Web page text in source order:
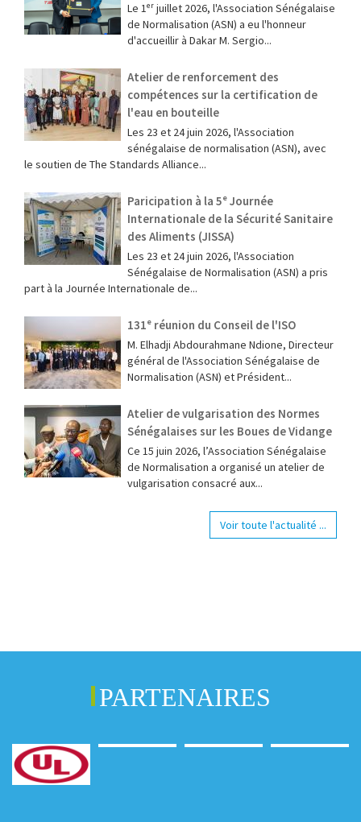
Le 1ᵉʳ juillet 2026, l'Association Sénégalaise
de Normalisation (ASN) a eu l'honneur
d'accueillir à Dakar M. Sergio...
Atelier de renforcement des
compétences sur la certification de
l'eau en bouteille
Les 23 et 24 juin 2026, l'Association
sénégalaise de normalisation (ASN), avec
le soutien de The Standards Alliance...
Paricipation à la 5ᵉ Journée
Internationale de la Sécurité Sanitaire
des Aliments (JISSA)
‎Les 23 et 24 juin 2026, l'Association
Sénégalaise de Normalisation (ASN) a pris
part à la Journée Internationale de...
131ᵉ réunion du Conseil de l'ISO
M. Elhadji Abdourahmane Ndione, Directeur
général de l'Association Sénégalaise de
Normalisation (ASN) et Président...
Atelier de vulgarisation des Normes
Sénégalaises sur les Boues de Vidange
Ce 15 juin 2026, l’Association Sénégalaise
de Normalisation a organisé un atelier de
vulgarisation consacré aux...
Voir toute l'actualité ...
PARTENAIRES